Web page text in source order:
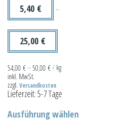
5,40 € –
25,00 €
54,00 €– 50,00 €/ kg
inkl. MwSt.
zzgl. Versandkosten
Lieferzeit:5-7 Tage
Ausführung wählenProdukt